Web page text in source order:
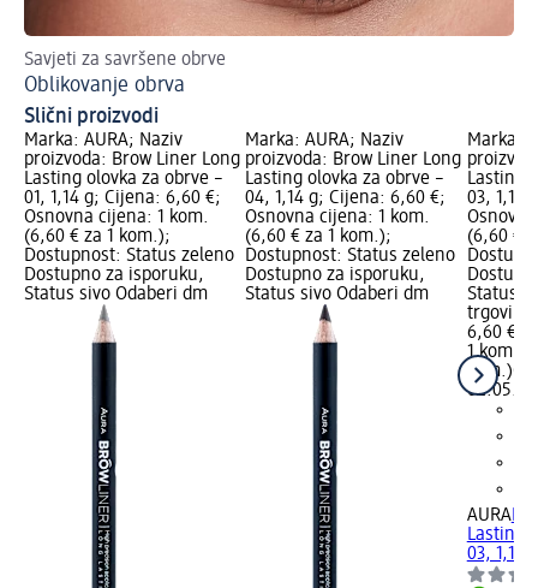
Savjeti za savršene obrve
Oblikovanje obrva
Slični proizvodi
Marka: AURA; Naziv
proizvoda: Brow Liner Long
Lasting olovka za obrve –
01, 1,14 g; Cijena: 6,60 €;
Osnovna cijena: 1 kom.
(6,60 € za 1 kom.);
Dostupnost: Status zeleno
Dostupno za isporuku,
Status sivo Odaberi dm
Marka: AURA; Naziv
proizvoda: Brow Liner Long
Lasting olovka za obrve –
04, 1,14 g; Cijena: 6,60 €;
Osnovna cijena: 1 kom.
(6,60 € za 1 kom.);
Dostupnost: Status zeleno
Dostupno za isporuku,
Status sivo Odaberi dm
Marka:
Lasting
03, 1,14
(6,60 €
Status
trgovinu
6,60 €
1 kom.
kom.)
AURA
Lasting
03, 1,14 g